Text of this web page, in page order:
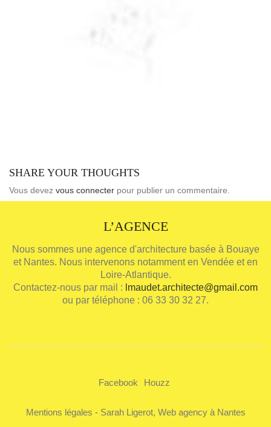
SHARE YOUR THOUGHTS
Vous devez vous connecter pour publier un commentaire.
L’AGENCE
Nous sommes une agence d'architecture basée à Bouaye
et Nantes. Nous intervenons notamment en Vendée et en
Loire-Atlantique.
Contactez-nous par mail : lmaudet.architecte@gmail.com
ou par téléphone : 06 33 30 32 27.
Facebook Houzz
Mentions légales - Sarah Ligerot, Web agency à Nantes